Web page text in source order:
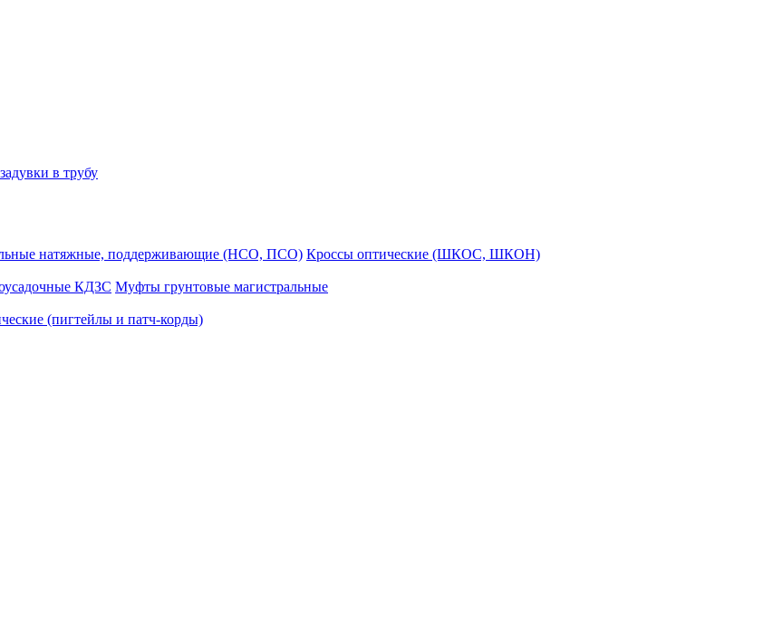
в трубу
натяжные, поддерживающие (НСО, ПСО) Кроссы оптические (ШКОС, ШКОН)
КДЗС Муфты грунтовые магистральные
(пигтейлы и патч-корды)